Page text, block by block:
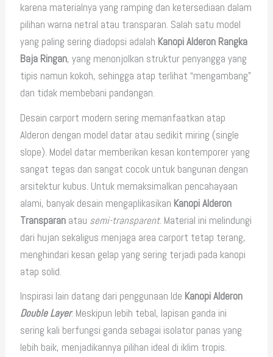
karena materialnya yang ramping dan ketersediaan dalam
pilihan warna netral atau transparan. Salah satu model
yang paling sering diadopsi adalah Kanopi Alderon Rangka
Baja Ringan, yang menonjolkan struktur penyangga yang
tipis namun kokoh, sehingga atap terlihat “mengambang”
dan tidak membebani pandangan.
Desain carport modern sering memanfaatkan atap
Alderon dengan model datar atau sedikit miring (single
slope). Model datar memberikan kesan kontemporer yang
sangat tegas dan sangat cocok untuk bangunan dengan
arsitektur kubus. Untuk memaksimalkan pencahayaan
alami, banyak desain mengaplikasikan Kanopi Alderon
Transparan atau semi-transparent. Material ini melindungi
dari hujan sekaligus menjaga area carport tetap terang,
menghindari kesan gelap yang sering terjadi pada kanopi
atap solid.
Inspirasi lain datang dari penggunaan Ide Kanopi Alderon
Double Layer. Meskipun lebih tebal, lapisan ganda ini
sering kali berfungsi ganda sebagai isolator panas yang
lebih baik, menjadikannya pilihan ideal di iklim tropis.